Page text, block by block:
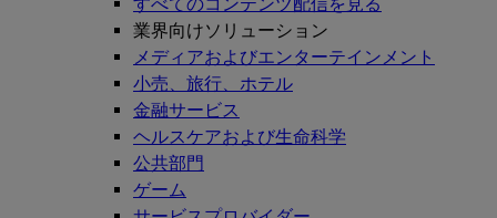
すべてのコンテンツ配信を見る
業界向けソリューション
メディアおよびエンターテインメント
小売、旅行、ホテル
金融サービス
ヘルスケアおよび生命科学
公共部門
ゲーム